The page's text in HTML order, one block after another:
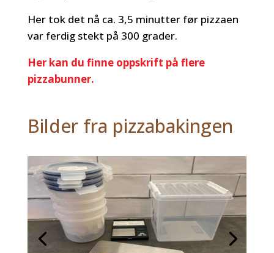
Her tok det nå ca. 3,5 minutter før pizzaen
var ferdig stekt på 300 grader.
Her kan du finne oppskrift på flere
pizzabunner.
Bilder fra pizzabakingen